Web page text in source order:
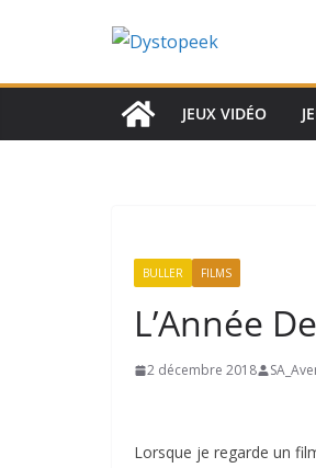
JEUX VIDÉO
BULLER FILMS
L’Année
2 décembre 2018
Lorsque je regarde un